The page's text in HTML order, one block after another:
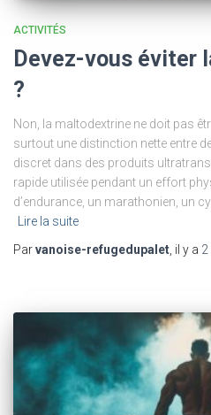
ACTIVITÉS
Devez-vous éviter
?
Non, la maltodextrine ne doit pas
surtout une distinction nette entre
discret dans des produits
rapide utilisée pendant un effort
d’endurance, un marathonien, un
Lire la suite
Parvanoise-refugedupalet , il y a